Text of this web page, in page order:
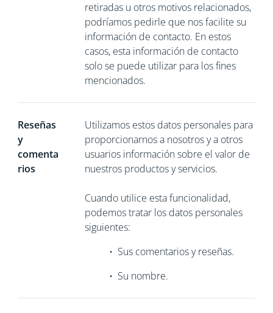
retiradas u otros motivos relacionados,
podríamos pedirle que nosfacilite su
información de contacto. En estos
casos, esta información de contacto
solo se puede utilizar para los fines
mencionados.
Reseñas
y
comenta
rios
Utilizamos estos datos personales para
proporcionarnos a nosotros y a otros
usuarios información sobre el valor de
nuestros productos y servicios.
Cuando utilice esta funcionalidad,
podemos tratar los datos personales
siguientes:
• Sus comentarios y reseñas.
• Su nombre.